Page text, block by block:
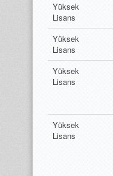
Yüksek
Lisans
Yüksek
Lisans
Yüksek
Lisans
Yüksek
Lisans